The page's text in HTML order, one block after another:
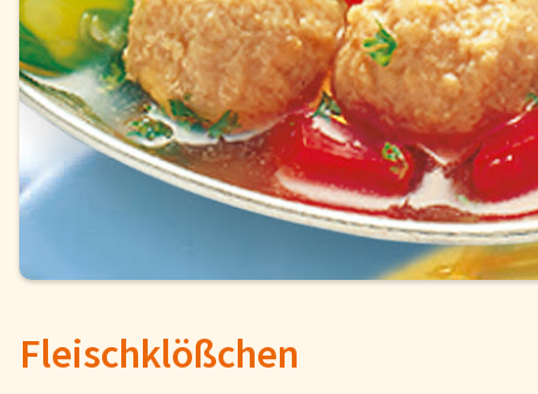
Fisch Pizzen und
Snacks
Schnelle Mahlzeiten Torten und
Brot und Brötchen
Über uns
Fleischklößchen